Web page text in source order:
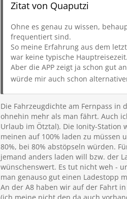
Zitat von Quaputzi
Ohne es genau zu wissen,
frequentiert sind.
So meine Erfahrung aus dem
war keine typische Hauptreisezeit.
Aber die APP zeigt ja schon gut
würde mir auch schon
Die Fahrzeugdichte am Fernpass
ohnehin mehr als man fährt. Auch
Urlaub im Ötztal). Die Ionity-Station
meinen auf 100% laden zu müssen
80%, bei 80% abstöpseln würden.
jemand anders laden will bzw. der
wünschenswert. Es tut nicht weh -
man genauso gut einen Ladestopp
An der A8 haben wir auf der Fahrt